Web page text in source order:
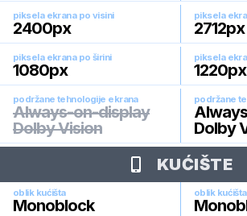
piksela ekrana po visini
2400px
piksela
2712px
piksela ekrana po širini
1080px
piksela
1220px
podržane tehnologije ekrana
Always-on-display
Dolby Vision
podržane
Dolby
KUĆIŠTE
oblik kućišta
Monoblock
oblik kućišta